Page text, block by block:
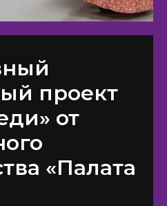
проект
от
«Палата